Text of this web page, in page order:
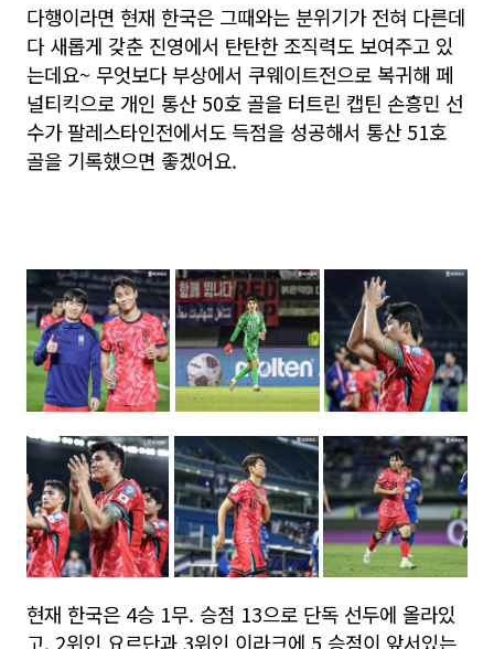
다행이라면 현재 한국은 그때와는 분위기가 전혀 다른데
다 새롭게 갖춘 진영에서 탄탄한 조직력도 보여주고 있
는데요~ 무엇보다 부상에서 쿠웨이트전으로 복귀해 페
널티킥으로 개인 통산 50호 골을 터트린 캡틴 손흥민 선
수가 팔레스타인전에서도 득점을 성공해서 통산 51호
골을 기록했으면 좋겠어요.
현재 한국은 4승 1무. 승점 13으로 단독 선두에 올라있
고, 2위인 요르단과 3위인 이라크에 5 승점이 앞서있는